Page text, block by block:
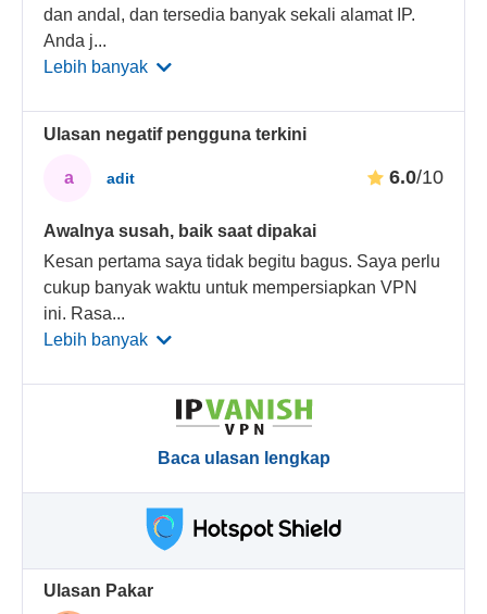
dan andal, dan tersedia banyak sekali alamat IP.
Anda j...
Lebih banyak
Ulasan negatif pengguna terkini
a adit 6.0/10
Awalnya susah, baik saat dipakai
Kesan pertama saya tidak begitu bagus. Saya perlu
cukup banyak waktu untuk mempersiapkan VPN
ini. Rasa...
Lebih banyak
Baca ulasan lengkap
Ulasan Pakar